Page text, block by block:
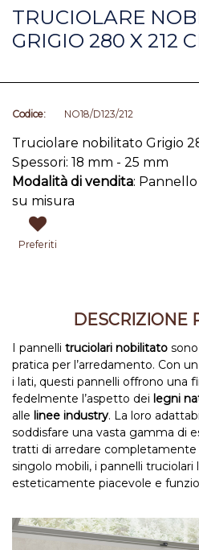
TRUCIOLARE
GRIGIO 280 X 212
Codice: NO18/D123/212
Truciolare nobilitato Grigio
Spessori: 18 mm - 25 mm
Modalità di vendita:
su misura
Preferiti
DESCRIZIONE
I pannelli truciolari nobilitato
pratica per l’arredamento. Con
i lati, questi pannelli offrono una
fedelmente l’aspetto dei legni
alle linee industry. La loro
soddisfare una vasta gamma di
tratti di arredare completamente
singolo mobili, i pannelli
esteticamente piacevole e